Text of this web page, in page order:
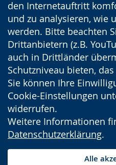
den Internetauftritt
und zu analysieren, wie
werden. Bitte beachten
Drittanbietern (z.B.
auch in Drittländer
Schutzniveau bieten,
Sie können Ihre
Cookie-Einstellungen
widerrufen.
Weitere Informationen
Datenschutzerklärung.
Alle